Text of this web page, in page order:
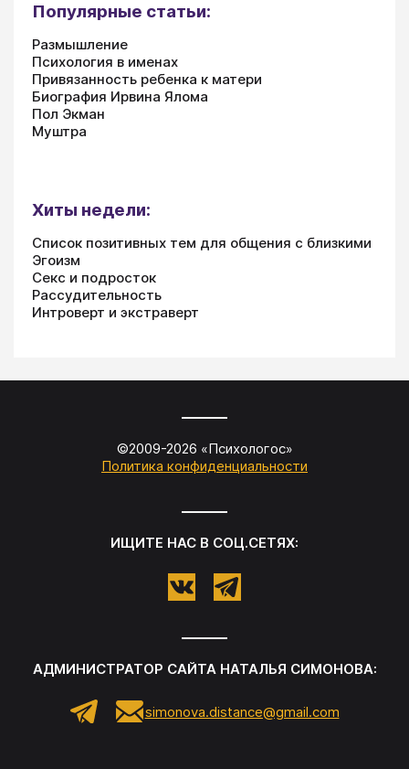
Популярные статьи:
Размышление
Психология в именах
Привязанность ребенка к матери
Биография Ирвина Ялома
Пол Экман
Муштра
Хиты недели:
Список позитивных тем для общения с близкими
Эгоизм
Секс и подросток
Рассудительность
Интроверт и экстраверт
©2009-2026 «Психологос»
Политика конфиденциальности
ИЩИТЕ НАС В СОЦ.СЕТЯХ:
АДМИНИСТРАТОР САЙТА НАТАЛЬЯ СИМОНОВА:
simonova.distance@gmail.com